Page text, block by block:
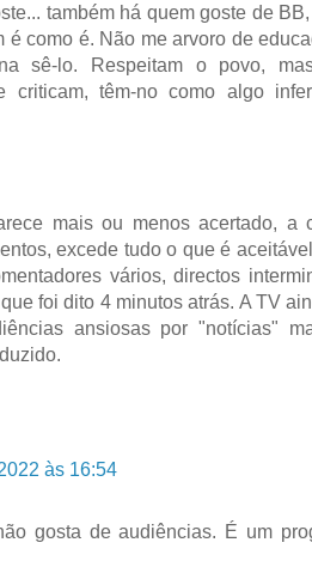
também há quem goste de
é como é. Não me arvoro de
sê-lo. Respeitam o povo,
criticam, têm-no como algo
mais ou menos acertado, a
excede tudo o que é
vários, directos
foi dito 4 minutos atrás. A TV
ansiosas por "notícias"
às 16:54
gosta de audiências. É um